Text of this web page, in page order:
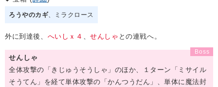
ろうやのカギ ミラクロース
外に到達後、 へいしｘ４ 、せんしゃ との連戦へ。
せんしゃ
全体攻撃の「きじゅうそうしゃ」のほか、１ターン「ミサイル
そうてん」を経て単体攻撃の「かんつうだん」、単体に魔法封